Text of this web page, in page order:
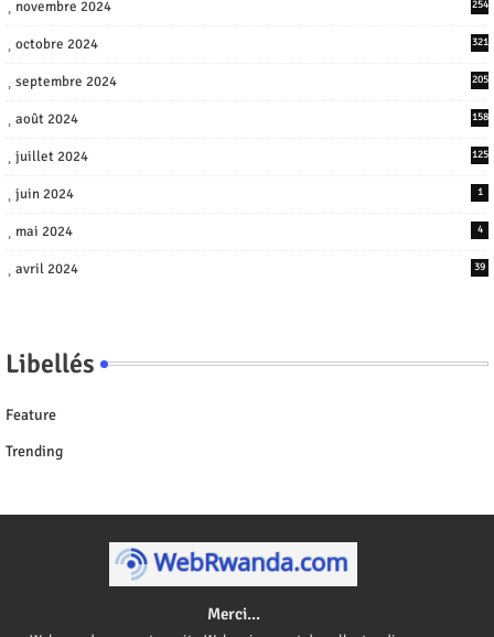
novembre 2024 254
octobre 2024 321
septembre 2024 205
août 2024 158
juillet 2024 125
juin 2024 1
mai 2024 4
avril 2024 39
Libellés
Feature
Trending
Merci...